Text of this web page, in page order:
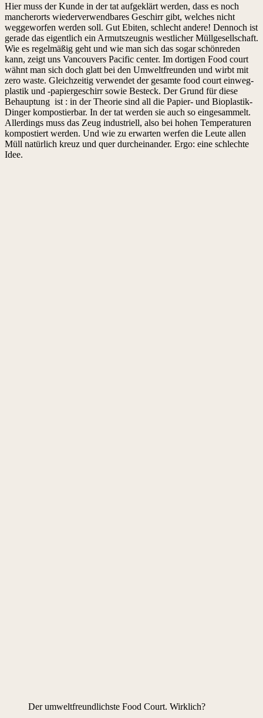
Hier muss der Kunde in der tat aufgeklärt werden, dass es noch
mancherorts wiederverwendbares Geschirr gibt, welches nicht
weggeworfen werden soll. Gut Ebiten, schlecht andere! Dennoch ist
gerade das eigentlich ein Armutszeugnis westlicher Müllgesellschaft.
Wie es regelmäßig geht und wie man sich das sogar schönreden
kann, zeigt uns Vancouvers Pacific center. Im dortigen Food court
wähnt man sich doch glatt bei den Umweltfreunden und wirbt mit
zero waste. Gleichzeitig verwendet der gesamte food court einweg-
plastik und -papiergeschirr sowie Besteck. Der Grund für diese
Behauptung ist : in der Theorie sind all die Papier- und Bioplastik-
Dinger kompostierbar. In der tat werden sie auch so eingesammelt.
Allerdings muss das Zeug industriell, also bei hohen Temperaturen
kompostiert werden. Und wie zu erwarten werfen die Leute allen
Müll natürlich kreuz und quer durcheinander. Ergo: eine schlechte
Idee.
Der umweltfreundlichste Food Court. Wirklich?